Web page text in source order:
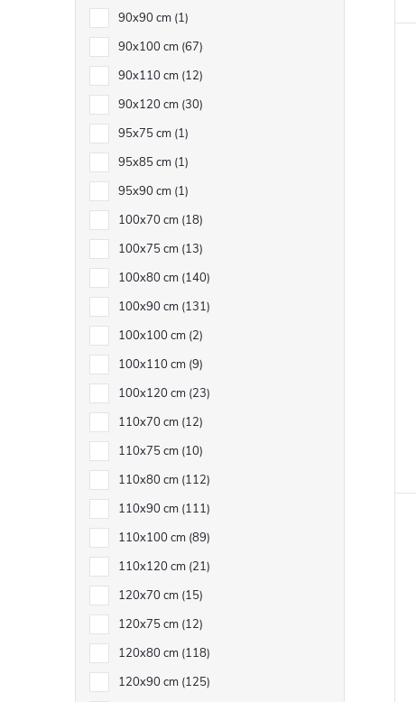
90x90 cm 1
90x100 cm 67
90x110 cm 12
90x120 cm 30
95x75 cm 1
95x85 cm 1
95x90 cm 1
100x70 cm 18
100x75 cm 13
100x80 cm 140
100x90 cm 131
100x100 cm 2
100x110 cm 9
100x120 cm 23
110x70 cm 12
110x75 cm 10
110x80 cm 112
110x90 cm 111
110x100 cm 89
110x120 cm 21
120x70 cm 15
120x75 cm 12
120x80 cm 118
120x90 cm 125